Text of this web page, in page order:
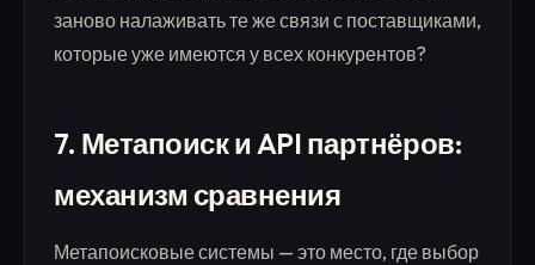
заново налаживать те же связи с поставщиками,
которые уже имеются у всех конкурентов?
7. Метапоиск и API партнёров:
механизм сравнения
Метапоисковые системы — это место, где выбор